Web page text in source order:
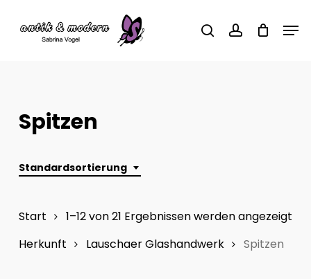
searchaccount
Spitzen
Standardsortierung
1–12 von 21 Ergebnissen werden angezeigt
Start
Herkunft
Lauschaer Glashandwerk Spitzen